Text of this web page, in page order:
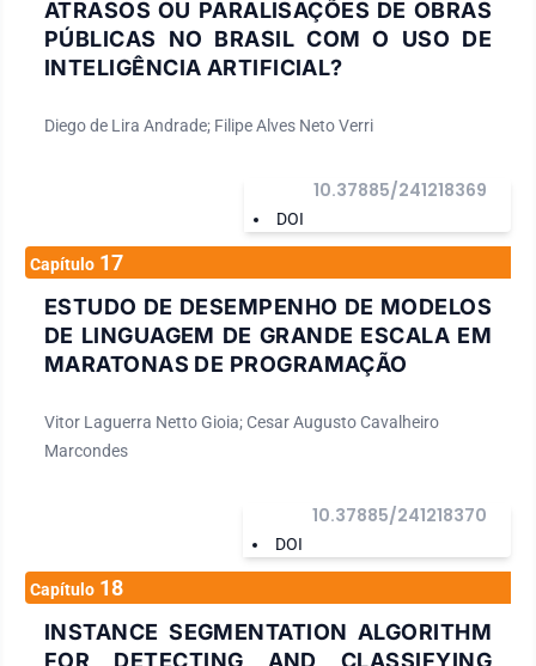
ATRASOS OU PARALISAÇÕES DE OBRAS
PÚBLICAS NO BRASIL COM O USO DE
INTELIGÊNCIA ARTIFICIAL?
Diego de Lira Andrade; Filipe Alves Neto Verri
DOI
10.37885/241218369
Capítulo 17
ESTUDO DE DESEMPENHO DE MODELOS
DE LINGUAGEM DE GRANDE ESCALA EM
MARATONAS DE PROGRAMAÇÃO
Vitor Laguerra Netto Gioia; Cesar Augusto Cavalheiro
Marcondes
DOI
10.37885/241218370
Capítulo 18
INSTANCE SEGMENTATION ALGORITHM
FOR DETECTING AND CLASSIFYING